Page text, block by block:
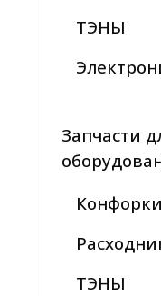
ТЭНЫ
Запчасти
Конфорки
ТЭНЫ